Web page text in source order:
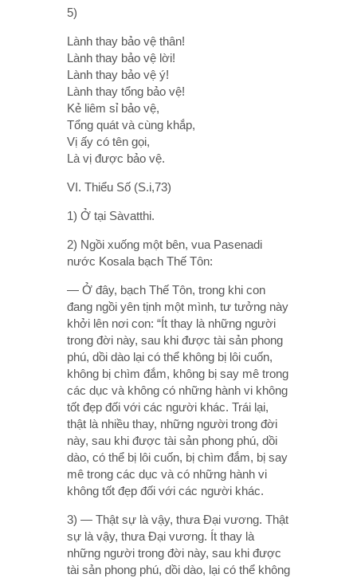
5)
Lành thay bảo vệ thân!
Lành thay bảo vệ lời!
Lành thay bảo vệ ý!
Lành thay tổng bảo vệ!
Kẻ liêm sỉ bảo vệ,
Tổng quát và cùng khắp,
Vị ấy có tên gọi,
Là vị được bảo vệ.
VI. Thiểu Số (S.i,73)
1) Ở tại Sàvatthi.
2) Ngồi xuống một bên, vua Pasenadi
nước Kosala bạch Thế Tôn:
— Ở đây, bạch Thế Tôn, trong khi con
đang ngồi yên tịnh một mình, tư tưởng này
khởi lên nơi con: “Ít thay là những người
trong đời này, sau khi được tài sản phong
phú, dồi dào lại có thể không bị lôi cuốn,
không bị chìm đắm, không bị say mê trong
các dục và không có những hành vi không
tốt đẹp đối với các người khác. Trái lại,
thật là nhiều thay, những người trong đời
này, sau khi được tài sản phong phú, dồi
dào, có thể bị lôi cuốn, bị chìm đắm, bị say
mê trong các dục và có những hành vi
không tốt đẹp đối với các người khác.
3) — Thật sự là vậy, thưa Ðại vương. Thật
sự là vậy, thưa Ðại vương. Ít thay là
những người trong đời này, sau khi được
tài sản phong phú, dồi dào, lại có thể không